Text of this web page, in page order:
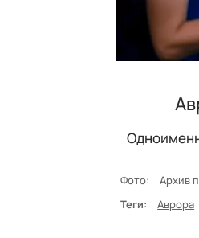
Фото: Архив
Теги:
Аврора